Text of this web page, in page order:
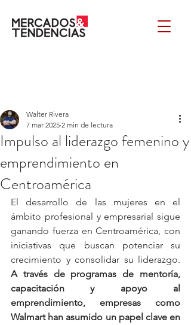
Impulso al liderazgo femenino y
emprendimiento en
Centroamérica
Walter Rivera
7 mar 2025 2 min de lectura
El desarrollo de las mujeres en el
ámbito profesional y empresarial sigue
ganando fuerza en Centroamérica, con
iniciativas que buscan potenciar su
A través de programas de mentoría,
capacitación y apoyo al
emprendimiento, empresas como
Walmart han asumido un papel clave en